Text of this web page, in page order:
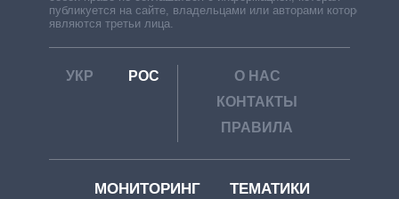
публикуется на сайте, владельцами или авторами которой
являются третьи лица.
УКР РОС
О НАС
КОНТАКТЫ
ПРАВИЛА
МОНИТОРИНГ ТЕМАТИКИ